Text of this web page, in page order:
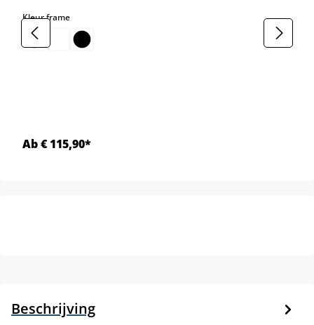
Kleur frameselect
Ab € 115,90*
Beschrijving